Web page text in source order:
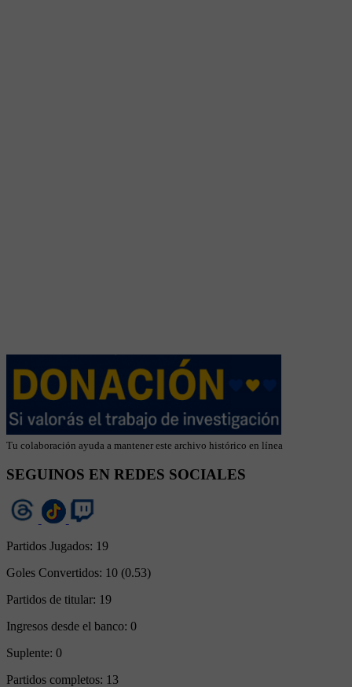
Tu colaboración ayuda a mantener este archivo histórico en línea
SEGUINOS EN REDES SOCIALES
Partidos Jugados: 19
Goles Convertidos: 10 (0.53)
Partidos de titular: 19
Ingresos desde el banco: 0
Suplente: 0
Partidos completos: 13